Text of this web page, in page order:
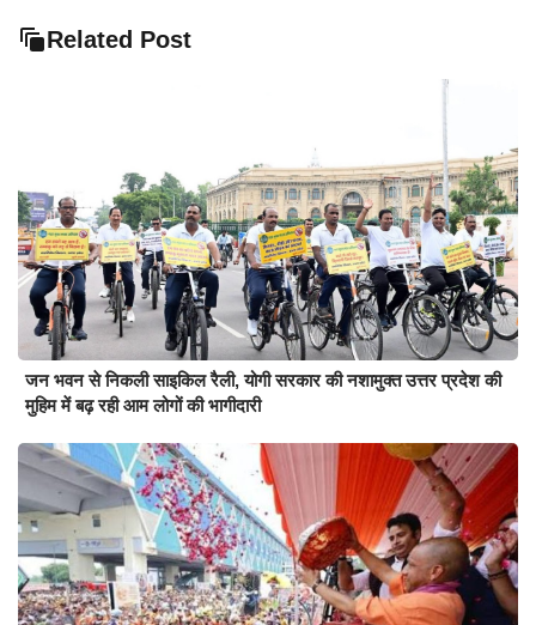
Related Post
जन भवन से निकली साइकिल रैली, योगी सरकार की नशामुक्त उत्तर प्रदेश की
मुहिम में बढ़ रही आम लोगों की भागीदारी